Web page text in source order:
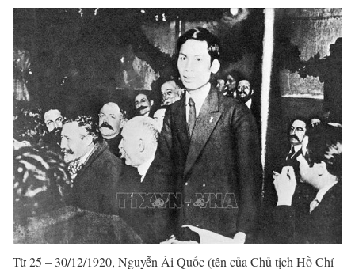
Từ 25 – 30/12/1920, Nguyễn Ái Quốc (tên của Chủ tịch Hồ Chí